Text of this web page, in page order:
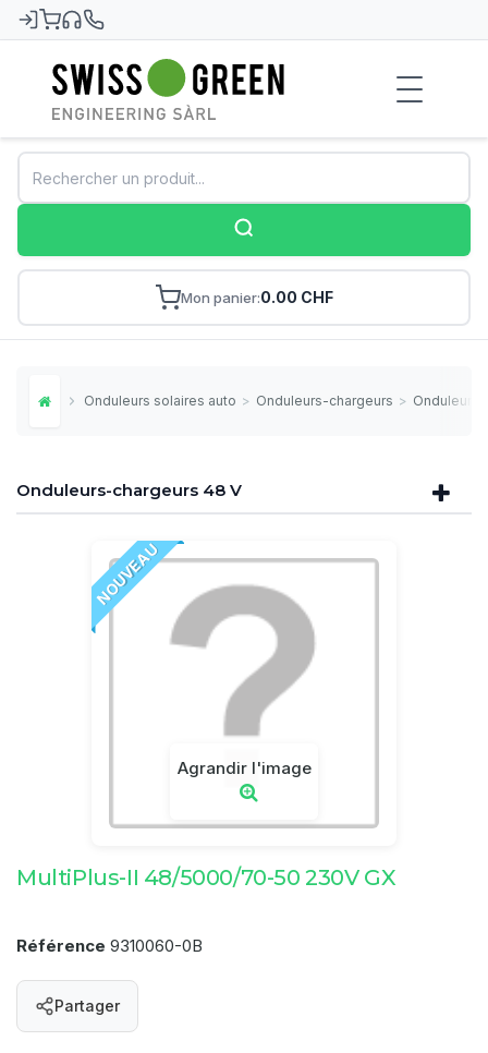
Swiss-Green
Mon panier 0.00 CHF
Home Onduleurs solaires autonomes
> Onduleurs-chargeurs >
Onduleurs-chargeurs 48 V
NOUVEAU
Agrandir l'image
MultiPlus-II 48/5000/70-50 230V GX
Référence 9310060-0B
Partager